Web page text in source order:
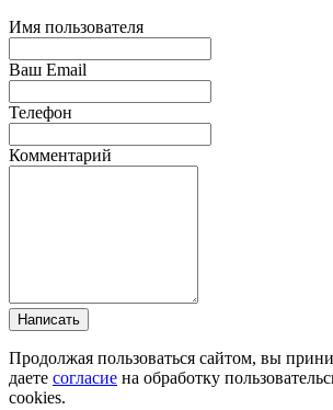
Имя пользователя
Ваш Email
Телефон
Комментарий
Написать
Продолжая пользоваться сайтом, вы
даете согласие на обработку
cookies.